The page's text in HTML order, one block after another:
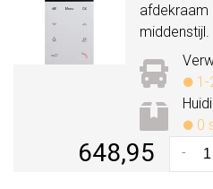
afdekraam
middenstijl.
1-
0
648,95 -